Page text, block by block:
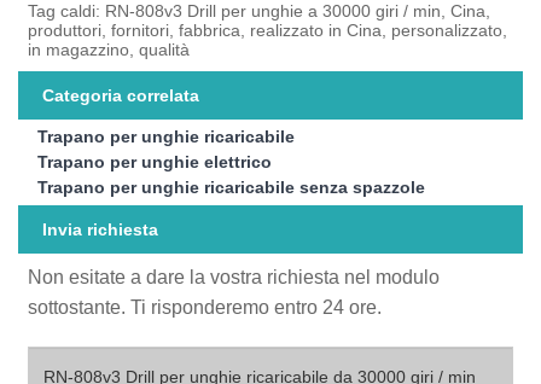
Tag caldi: RN-808v3 Drill per unghie a 30000 giri / min, Cina,
produttori, fornitori, fabbrica, realizzato in Cina, personalizzato,
in magazzino, qualità
Categoria correlata
Trapano per unghie ricaricabile
Trapano per unghie elettrico
Trapano per unghie ricaricabile senza spazzole
Invia richiesta
Non esitate a dare la vostra richiesta nel modulo
sottostante. Ti risponderemo entro 24 ore.